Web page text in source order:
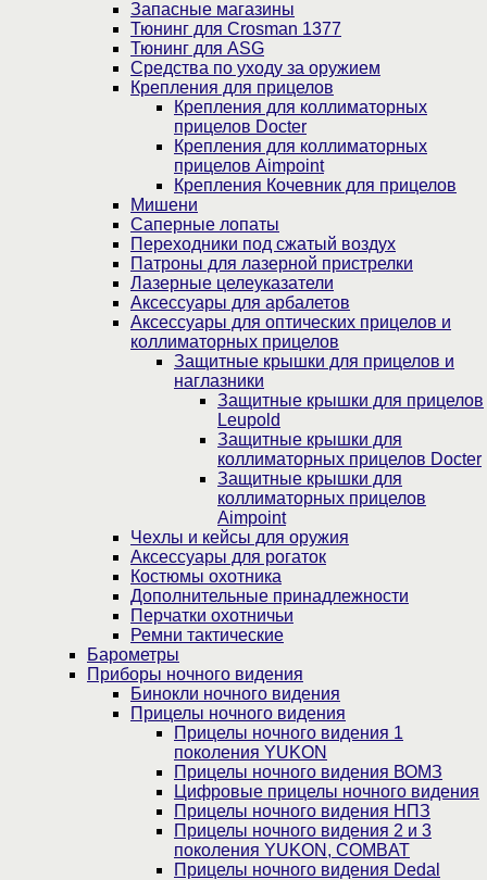
Запасные магазины
Тюнинг для Crosman 1377
Тюнинг для ASG
Средства по уходу за оружием
Крепления для прицелов
Крепления для коллиматорных
прицелов Docter
Крепления для коллиматорных
прицелов Aimpoint
Крепления Кочевник для прицелов
Мишени
Саперные лопаты
Переходники под сжатый воздух
Патроны для лазерной пристрелки
Лазерные целеуказатели
Аксессуары для арбалетов
Аксессуары для оптических прицелов и
коллиматорных прицелов
Защитные крышки для прицелов и
наглазники
Защитные крышки для прицелов
Leupold
Защитные крышки для
коллиматорных прицелов Docter
Защитные крышки для
коллиматорных прицелов
Aimpoint
Чехлы и кейсы для оружия
Аксессуары для рогаток
Костюмы охотника
Дополнительные принадлежности
Перчатки охотничьи
Ремни тактические
Барометры
Приборы ночного видения
Бинокли ночного видения
Прицелы ночного видения
Прицелы ночного видения 1
поколения YUKON
Прицелы ночного видения ВОМЗ
Цифровые прицелы ночного видения
Прицелы ночного видения НПЗ
Прицелы ночного видения 2 и 3
поколения YUKON, COMBAT
Прицелы ночного видения Dedal